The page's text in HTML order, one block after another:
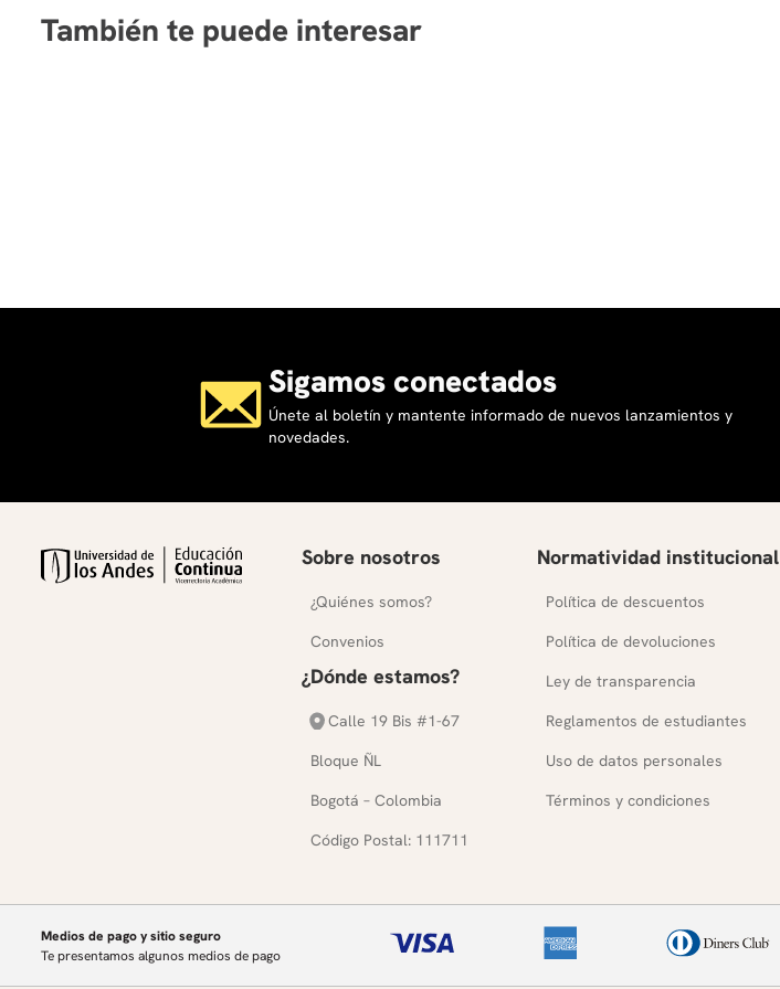
También te puede interesar
Sigamos conectados
Únete al boletín y mantente informado de nuevos lanzamientos y
novedades.
Sobre nosotros
¿Quiénes somos?
Convenios
¿Dónde estamos?
Calle 19 Bis #1-67
Bloque ÑL
Bogotá – Colombia
Código Postal: 111711
Normatividad institucional
Política de descuentos
Política de devoluciones
Ley de transparencia
Reglamentos de estudiantes
Uso de datos personales
Términos y condiciones
Medios de pago y sitio seguro
Te presentamos algunos medios de pago